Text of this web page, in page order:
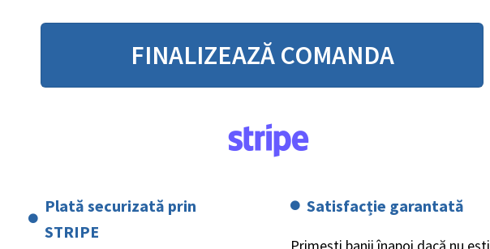
FINALIZEAZĂ COMANDA
Plată securizată prin
STRIPE
Satisfacție garantată